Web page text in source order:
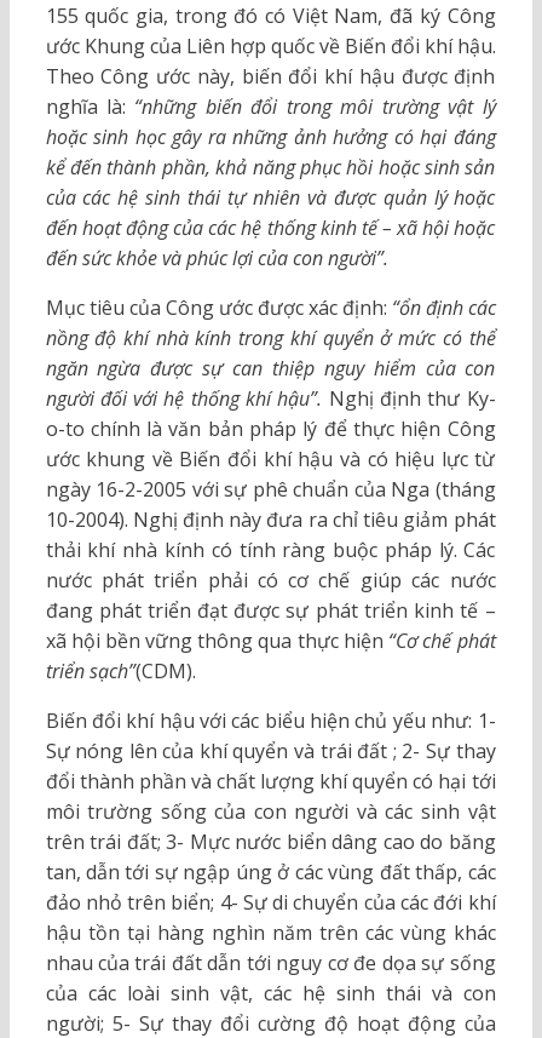
155 quốc gia, trong đó có Việt Nam, đã ký Công
ước Khung của Liên hợp quốc về Biến đổi khí hậu.
Theo Công ước này, biến đổi khí hậu được định
nghĩa là: “những biến đổi trong môi trường vật lý
hoặc sinh học gây ra những ảnh hưởng có hại đáng
kể đến thành phần, khả năng phục hồi hoặc sinh sản
của các hệ sinh thái tự nhiên và được quản lý hoặc
đến hoạt động của các hệ thống kinh tế – xã hội hoặc
đến sức khỏe và phúc lợi của con người”.
Mục tiêu của Công ước được xác định: “ổn định các
nồng độ khí nhà kính trong khí quyển ở mức có thể
ngăn ngừa được sự can thiệp nguy hiểm của con
người đối với hệ thống khí hậu”. Nghị định thư Ky-
o-to chính là văn bản pháp lý để thực hiện Công
ước khung về Biến đổi khí hậu và có hiệu lực từ
ngày 16-2-2005 với sự phê chuẩn của Nga (tháng
10-2004). Nghị định này đưa ra chỉ tiêu giảm phát
thải khí nhà kính có tính ràng buộc pháp lý. Các
nước phát triển phải có cơ chế giúp các nước
đang phát triển đạt được sự phát triển kinh tế –
xã hội bền vững thông qua thực hiện “Cơ chế phát
triển sạch”(CDM).
Biến đổi khí hậu với các biểu hiện chủ yếu như: 1-
Sự nóng lên của khí quyển và trái đất ; 2- Sự thay
đổi thành phần và chất lượng khí quyển có hại tới
môi trường sống của con người và các sinh vật
trên trái đất; 3- Mực nước biển dâng cao do băng
tan, dẫn tới sự ngập úng ở các vùng đất thấp, các
đảo nhỏ trên biển; 4- Sự di chuyển của các đới khí
hậu tồn tại hàng nghìn năm trên các vùng khác
nhau của trái đất dẫn tới nguy cơ đe dọa sự sống
của các loài sinh vật, các hệ sinh thái và con
người; 5- Sự thay đổi cường độ hoạt động của